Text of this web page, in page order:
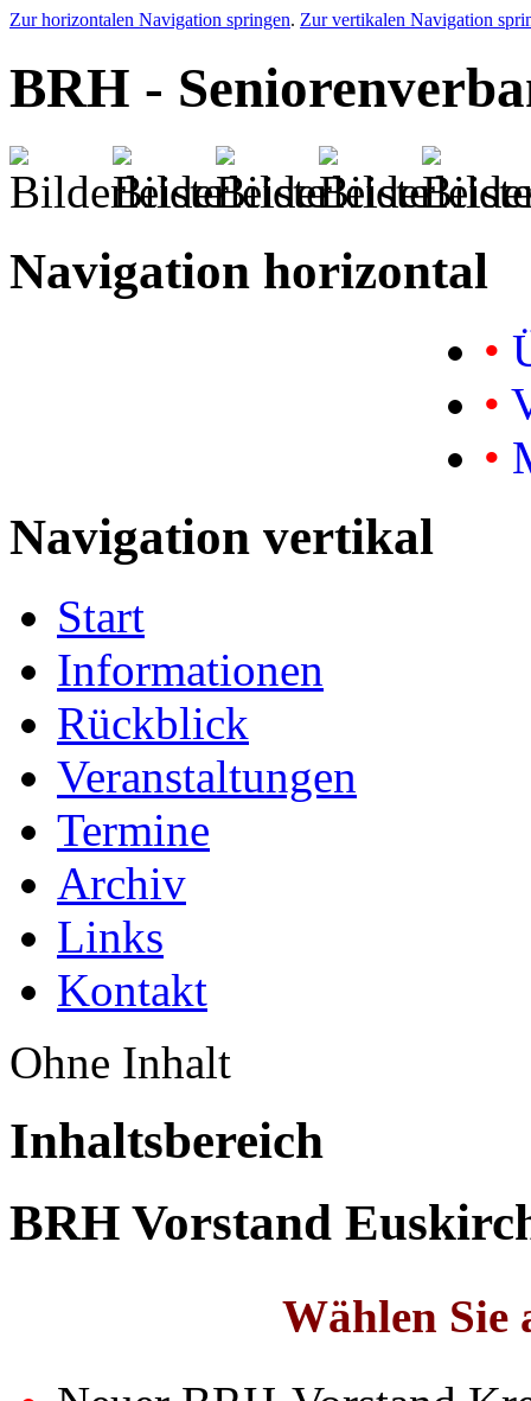
Zur horizontalen Navigation springen. Zur vertikalen Navigation
BRH -
Navigation horizontal
•
•
•
Navigation vertikal
Start
Informationen
Rückblick
Veranstaltungen
Termine
Archiv
Links
Kontakt
Ohne Inhalt
Inhaltsbereich
BRH Vorstand
Wählen Sie